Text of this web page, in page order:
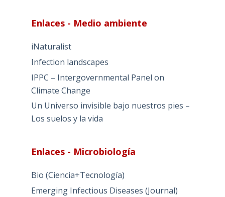
Enlaces - Medio ambiente
iNaturalist
Infection landscapes
IPPC – Intergovernmental Panel on
Climate Change
Un Universo invisible bajo nuestros pies –
Los suelos y la vida
Enlaces - Microbiología
Bio (Ciencia+Tecnología)
Emerging Infectious Diseases (Journal)